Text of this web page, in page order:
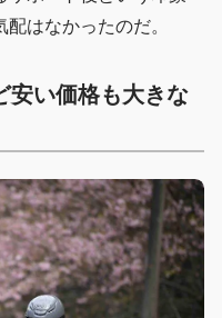
はなかったのだ。
安い価格も大きな